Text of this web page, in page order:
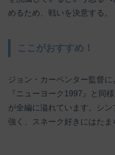
めるため、戦いを決意する。
ここがおすすめ！
ジョン・カーペンター監督に
『ニューヨーク1997』と同
が全編に溢れています。シ
強く、スネーク好きにはたま